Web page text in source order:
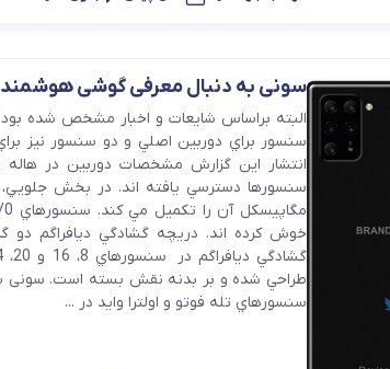
پلاس
جی
سونی به دنبال معرفی گوشی هوشمند
سنسور براي دوربين اصلي و دو سنسور نيز
انتشار اين گزارش مشخصات دوربين در
طراحي شده و بر بدنه نقش بسته است. سونی
سنسورهاي تله فوتو و اولترا وايد در ...